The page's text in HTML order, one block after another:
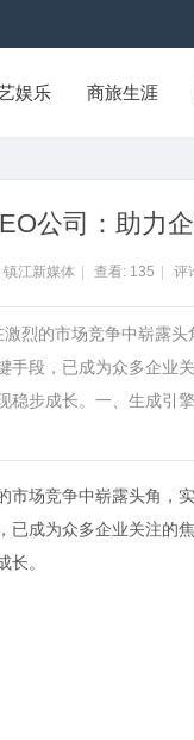
娱乐 商旅生涯
公司：助力
镇江新媒体 查看: 135 评
烈的市场竞争中崭露
段，已成为众多企业
步成长。一、生成引
场竞争中崭露头角，
成为众多企业关注的焦
。